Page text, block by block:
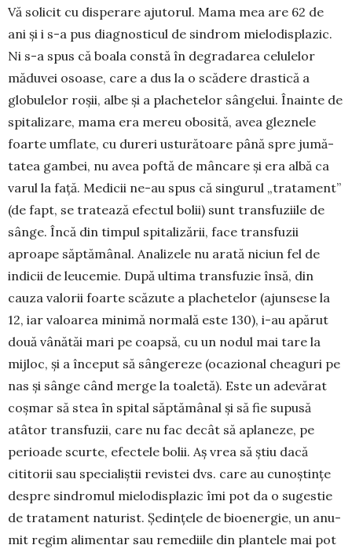
Vă solicit cu disperare ajuto­rul. Mama mea are 62 de
ani și i s-a pus diagnosticul de sindrom mielodisplazic.
Ni s-a spus că boa­la constă în degradarea celu­lelor
măduvei osoase, care a dus la o scădere drastică a
globulelor roșii, albe și a plachetelor sânge­lui. Înainte de
spitalizare, mama era mereu obosită, avea gleznele
foar­te umflate, cu dureri ustură­toare până spre jumă­
tatea gambei, nu avea poftă de mâncare și era albă ca
varul la față. Medicii ne-au spus că singurul „tratament”
(de fapt, se tratează efectul bolii) sunt transfu­ziile de
sânge. Încă din timpul spi­ta­lizării, face transfuzii
aproape săptă­mânal. Ana­lizele nu arată niciun fel de
indicii de ­leucemie. După ultima trans­fuzie însă, din
cauza valorii foarte scăzute a pla­chetelor (ajunsese la
12, iar valoarea minimă nor­mală este 130), i-au apărut
două vânătăi mari pe coapsă, cu un nodul mai tare la
mij­loc, și a înce­put să sân­gereze (ocazional cheaguri pe
nas și sânge când merge la toaletă). Este un adevărat
coșmar să stea în spital săptămânal și să fie supusă
atâtor trans­fuzii, care nu fac decât să aplaneze, pe
perioade scurte, efectele bolii. Aș vrea să știu dacă
cititorii sau specialiștii revistei dvs. care au cunoș­tin­țe
despre sin­dromul mielodis­plazic îmi pot da o su­gestie
de tra­­tament naturist. Șe­din­țele de bio­ener­­gie, un anu­
mit regim ali­mentar sau remediile din plan­tele mai pot